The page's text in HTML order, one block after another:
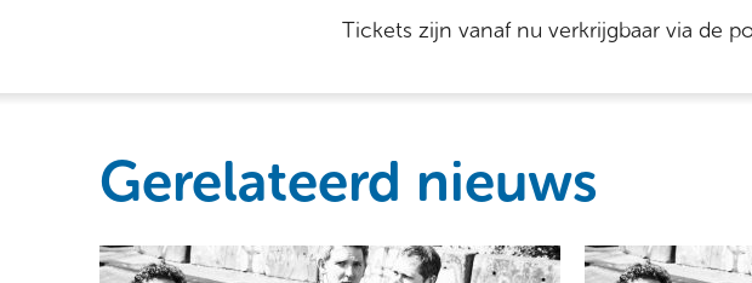
Tickets zijn vanaf nu verkrijgbaar via de
Gerelateerd nieuws